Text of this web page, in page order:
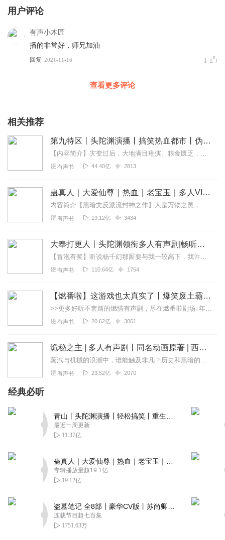
用户评论
有声小木匠
播的非常好，师兄加油
回复 2021-11-16 1
查看更多评论
相关推荐
第九特区丨头陀渊演播丨搞笑热血都市丨伪戒丨VIP免费多人有声剧
【内容简介】灾变过后，大地满目疮痍。粮食匮乏，资源紧俏，局势混乱……一位从待规划区杀出来的青年，背对着漫天黄沙，孤身来到九区谋生，却不曾想偶然结识三五好友，一念...
有声书 44.40亿 2813
蛊真人｜大爱仙尊｜热血｜老宝玉｜多人VIP免费有声剧
内容简介【黑暗文反派流封神之作】人是万物之灵，蛊是天地真精。一个穿越者不断重生的故事。一个养蛊、炼蛊、用蛊的奇特世界。配音组（男角色）老宝玉旁白...
有声书 19.12亿 3434
大奉打更人丨头陀渊领衔多人有声剧|畅听全集|王鹤棣、田曦薇主演影视剧原著|卖报小郎君
【冒泡有奖】听说杨千幻那厮要与我一较高下，我许七安要开始装叉了！快进入声音播放页戳下方输入框，冒个泡偷偷告诉我，我要用哪些诗词才能胜过他？说得好的，有赏！202...
有声书 110.64亿 1754
【燃番啦】这游戏也太真实了丨爆笑废土霸榜神作丨紫襟剧社制作
>>更多好听不套路的燃情有声剧，尽在燃番啦剧场↓年度重磅推荐本专辑为VIP免费专辑每天上午10点5集更新，订阅可以听到最新内容哦！每周抽一个专辑五星优质评论送...
有声书 20.62亿 3061
诡秘之主 | 多人有声剧丨同名动画原著 | 西幻克苏鲁 | 乌贼作品
蒸汽与机械的浪潮中，谁能触及非凡？历史和黑暗的迷雾里，又是谁在耳语？我从诡秘中醒来，睁眼看见这个世界：枪械，大炮，巨舰，飞空艇，差分机；魔药，占卜，诅咒，倒吊人...
有声书 23.52亿 2070
经典必听
最近一周更新
11.37亿
专辑播放量超19.1亿
19.12亿
连载节目超七百集
1751.63万